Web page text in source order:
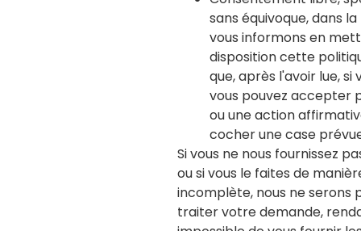
sans équivoque, dans
vous informons en
disposition cette
que, après l'avoir lue, si
vous pouvez accepter
ou une action
cocher une case
Si vous ne nous fournissez
ou si vous le faites de
incomplète, nous ne serons
traiter votre demande,